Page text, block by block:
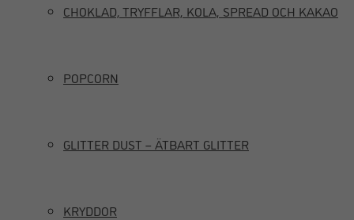
CHOKLAD, TRYFFLAR, KOLA, SPREAD OCH KAKAO
POPCORN
GLITTER DUST – ÄTBART GLITTER
KRYDDOR